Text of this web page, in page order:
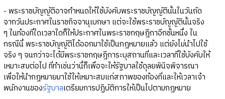
- พระราชบัญญัติอาจกำหนดให้ใช้บังคับพระราชบัญญัตินั้นในวันถัด
จากวันประกาศในราชกิจจานุเบกษา แต่จะใช้พระราชบัญญัตินั้นจริง
ๆ ในท้องที่ใดเวลาใดก็ให้ประกาศในพระราชกฤษฎีกาอีกชั้นหนึ่ง ใน
กรณีนี้ พระราชบัญญัติได้ออกมาใช้เป็นกฎหมายแล้ว แต่ยังไม่นำไปใช้
จริง ๆ จนกว่าจะได้มีพระราชกฤษฎีการะบุสถานที่และเวลาที่ใช้บังคับให้
เหมาะสมต่อไป ที่ทำเช่นว่านี้ก็เพื่อจะให้รัฐบาลใช้ดุลยพินิจพิจารณา
เพื่อให้นำกฎหมายมาใช้ให้เหมาะสมแก่สภาพของท้องที่และให้เวลาเจ้า
พนักงานของรัฐบาลเตรียมการปฏิบัติการให้เป็นไปตามกฎหมาย